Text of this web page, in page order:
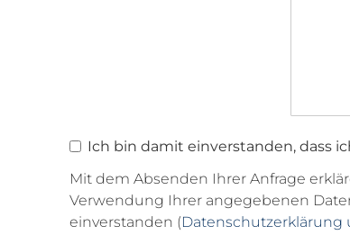
Ich bin damit einverstanden, dass
Mit dem Absenden Ihrer Anfrage
Verwendung Ihrer angegebenen
einverstanden (